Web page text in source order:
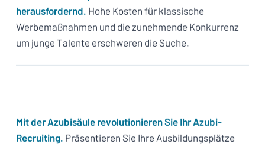
herausfordernd. Hohe Kosten für klassische
Werbemaßnahmen und die zunehmende Konkurrenz
um junge Talente erschweren die Suche.
Mit der Azubisäule revolutionieren Sie Ihr Azubi-
Recruiting. Präsentieren Sie Ihre Ausbildungsplätze